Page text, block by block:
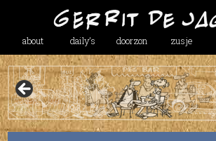
about daily’s doorzon zusje